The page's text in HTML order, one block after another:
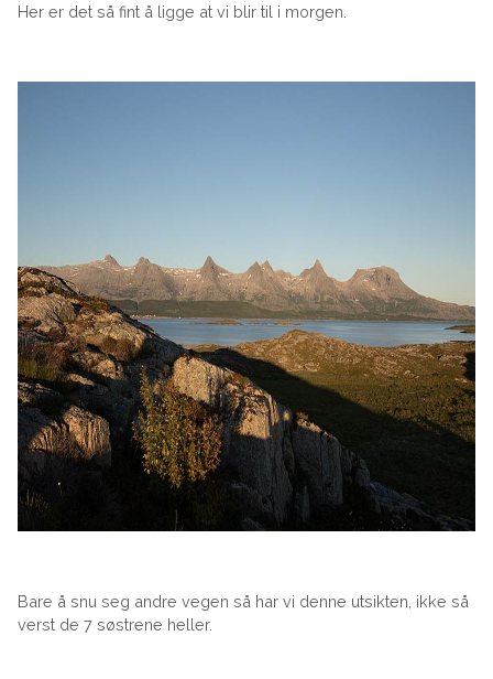
Her er det så fint å ligge at vi blir til i morgen.
Bare å snu seg andre vegen så har vi denne utsikten, ikke så
verst de 7 søstrene heller.